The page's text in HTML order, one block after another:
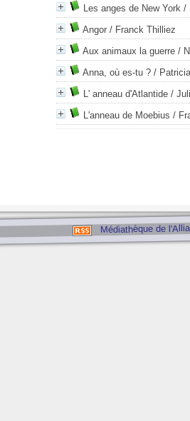
Les anges de New York /
Angor / Franck Thilliez
Aux animaux la guerre /
Anna, où es-tu ? /
L' anneau d'Atlantide /
L'anneau de Moebius /
Médiathèque de